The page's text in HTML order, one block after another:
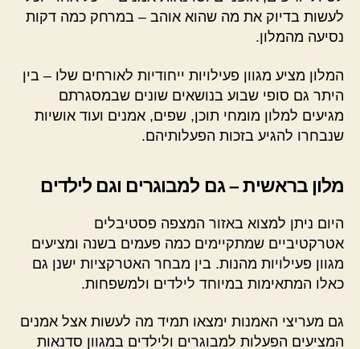
לעשות בדיוק את מה שהוא אוהב – במרחק כמה דקות
נסיעה מהמלון.
המלון מציע מגוון פעילויות ייחודיות לאורחים שלו – בין
היתר גם סופי שבוע בנושאים שונים שבמסגרתם
מגיעים למלון מומחי תוכן, שפים, אמנים ועוד אושיות
שנבחרו להגיע בזכות הפעלותיהם.
מלון בראשית – גם למבוגרים וגם לילדים
היום ניתן למצוא באזור המצפה פסטיבלים
אטרקטיביים שמתקיימים כמה פעמים בשנה ומציעים
מגוון פעילויות מהנות. בין מבחר האטרקציות ישנן גם
כאלו המתאימות במיוחד לילדים ולמשפחות.
גם מעריצי האמנות ימצאו תמיד מה לעשות אצל אמנים
המציעים הפעלות למבוגרים ולילדים במגוון סדנאות